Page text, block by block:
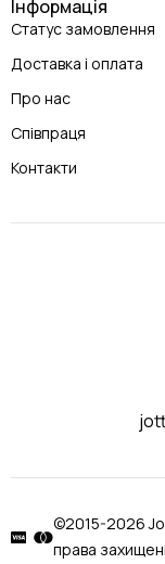
Інформація
Статус замовлення
Доставка і оплата
Про нас
Співпраця
Контакти
©2015-2026
права захищені.